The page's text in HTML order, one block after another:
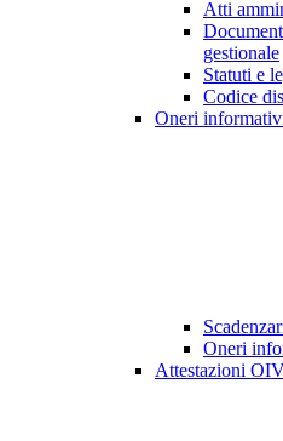
Atti
gestionale
Statuti e
Codice
Oneri
Oneri
Attestazioni